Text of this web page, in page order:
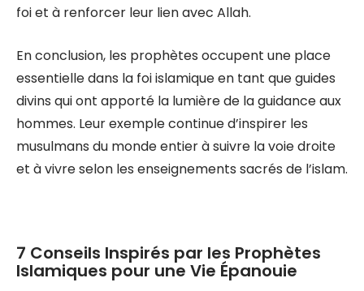
foi et à renforcer leur lien avec Allah.
En conclusion, les prophètes occupent une place
essentielle dans la foi islamique en tant que guides
divins qui ont apporté la lumière de la guidance aux
hommes. Leur exemple continue d’inspirer les
musulmans du monde entier à suivre la voie droite
et à vivre selon les enseignements sacrés de l’islam.
7 Conseils Inspirés par les Prophètes
Islamiques pour une Vie Épanouie